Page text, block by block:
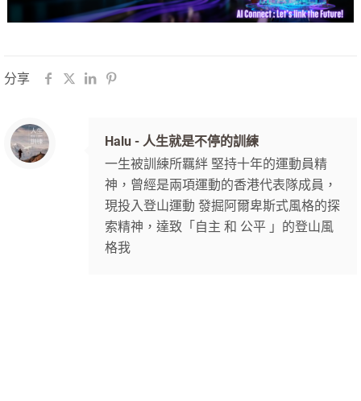
分享
Halu - 人生就是不停的訓練
一生被訓練所羈絆 堅持十年的運動員精
神，曾經是兩項運動的香港代表隊成員，
現投入登山運動 發掘阿爾卑斯式風格的探
索精神，達致「自主 和 公平 」的登山風
格我